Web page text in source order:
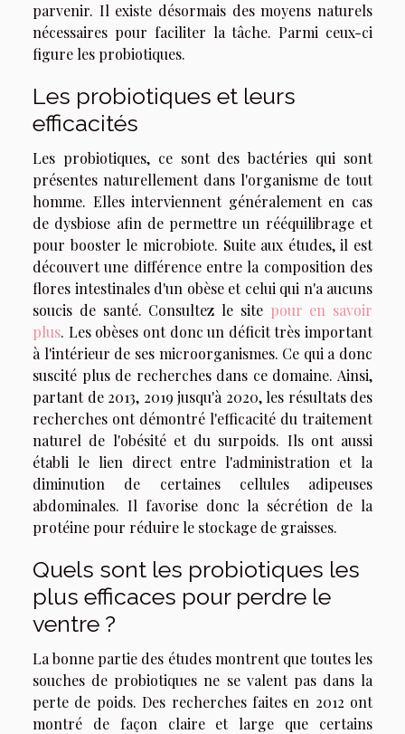
parvenir. Il existe désormais des moyens naturels
nécessaires pour faciliter la tâche. Parmi ceux-ci
figure les probiotiques.
Les probiotiques et leurs
efficacités
Les probiotiques, ce sont des bactéries qui sont
présentes naturellement dans l'organisme de tout
homme. Elles interviennent généralement en cas
de dysbiose afin de permettre un rééquilibrage et
pour booster le microbiote. Suite aux études, il est
découvert une différence entre la composition des
flores intestinales d'un obèse et celui qui n'a aucuns
soucis de santé. Consultez le site pour en savoir
plus. Les obèses ont donc un déficit très important
à l'intérieur de ses microorganismes. Ce qui a donc
suscité plus de recherches dans ce domaine. Ainsi,
partant de 2013, 2019 jusqu'à 2020, les résultats des
recherches ont démontré l'efficacité du traitement
naturel de l'obésité et du surpoids. Ils ont aussi
établi le lien direct entre l'administration et la
diminution de certaines cellules adipeuses
abdominales. Il favorise donc la sécrétion de la
protéine pour réduire le stockage de graisses.
Quels sont les probiotiques les
plus efficaces pour perdre le
ventre ?
La bonne partie des études montrent que toutes les
souches de probiotiques ne se valent pas dans la
perte de poids. Des recherches faites en 2012 ont
montré de façon claire et large que certains